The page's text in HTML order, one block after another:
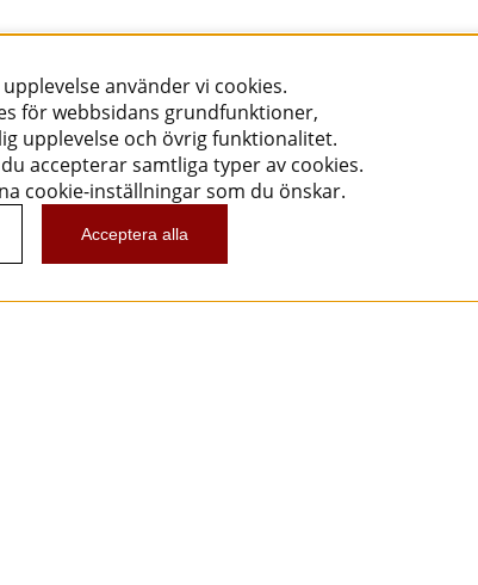
använder vi cookies.
för webbsidans grundfunktioner,
upplevelse och övrig funktionalitet.
accepterar samtliga typer av cookies.
cookie-inställningar som du önskar.
Acceptera alla